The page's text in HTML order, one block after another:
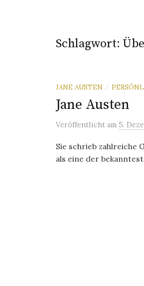
Schlagwort:
JANE AUSTEN /
Jane Austen
Veröffentlicht am 5.
Sie schrieb zahlreiche
als eine der